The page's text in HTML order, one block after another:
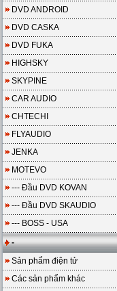
DVD ANDROID
DVD CASKA
DVD FUKA
HIGHSKY
SKYPINE
CAR AUDIO
CHTECHI
FLYAUDIO
JENKA
MOTEVO
--- Đầu DVD KOVAN
--- Đầu DVD SKAUDIO
--- BOSS - USA
-
Sản phẩm điện tử
Các sản phẩm khác